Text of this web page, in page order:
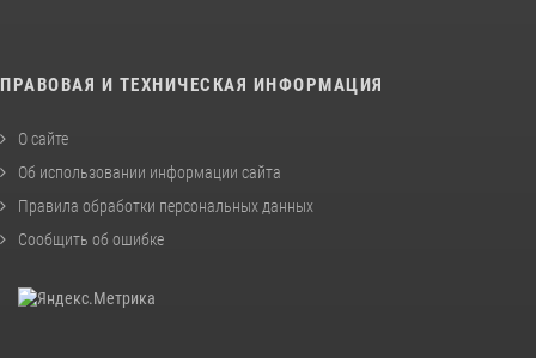
ПРАВОВАЯ И ТЕХНИЧЕСКАЯ ИНФОРМАЦИЯ
О сайте
Об использовании информации сайта
Правила обработки персональных данных
Сообщить об ошибке